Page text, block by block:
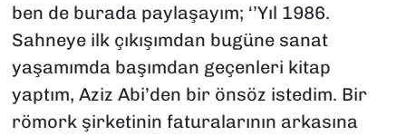
ben de burada paylaşayım; ‘’Yıl 1986.
Sahneye ilk çıkışımdan bugüne sanat
yaşamımda başımdan geçenleri kitap
yaptım, Aziz Abi’den bir önsöz istedim. Bir
römork şirketinin faturalarının arkasına